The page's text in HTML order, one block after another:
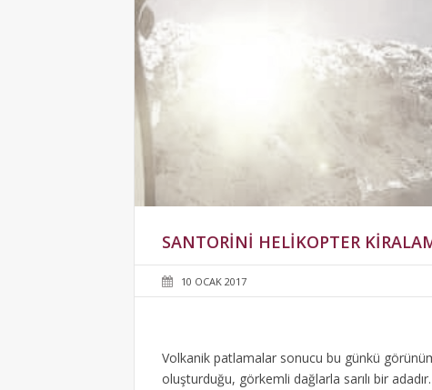
SANTORINI HELIKOPTER
10 OCAK 2017
Volkanik patlamalar sonucu bu günkü
oluşturduğu, görkemli dağlarla sarılı bir